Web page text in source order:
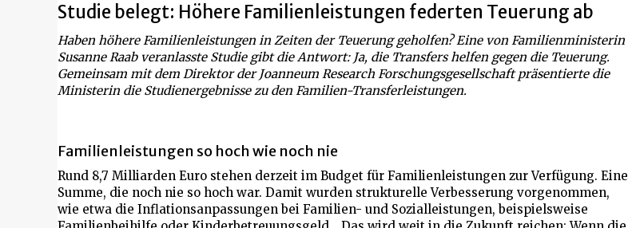
Studie belegt: Höhere Familienleistungen federten Teuerung ab
Haben höhere Familienleistungen in Zeiten der Teuerung geholfen? Eine von Familienministerin
Susanne Raab veranlasste Studie gibt die Antwort: Ja, die Transfers helfen gegen die Teuerung.
Gemeinsam mit dem Direktor der Joanneum Research Forschungsgesellschaft präsentierte die
Ministerin die Studienergebnisse zu den Familien-Transferleistungen.
Familienleistungen so hoch wie noch nie
Rund 8,7 Milliarden Euro stehen derzeit im Budget für Familienleistungen zur Verfügung. Eine
Summe, die noch nie so hoch war. Damit wurden strukturelle Verbesserung vorgenommen,
wie etwa die Inflationsanpassungen bei Familien- und Sozialleistungen, beispielsweise